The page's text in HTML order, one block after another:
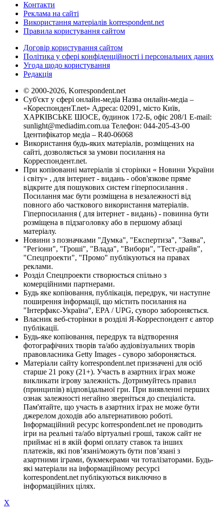
Контакти
Реклама на сайті
Використання матеріалів korrespondent.net
Правила користування сайтом
Договір користування сайтом
Політика у сфері конфіденційності і персональних даних
Угода щодо користування
Редакція
© 2000-2026, Korrespondent.net
Суб'єкт у сфері онлайн-медіа Назва онлайн-медіа –
«КореспонденТ.net» Адреса: 02091, місто Київ,
ХАРКІВСЬКЕ ШОСЕ, будинок 172-Б, офіс 208/1 E-mail:
sunlight@mediadim.com.ua Телефон: 044-205-43-00
Ідентифікатор медіа – R40-06068
Використання будь-яких матеріалів, розміщених на
сайті, дозволяється за умови посилання на
Корреспондент.net.
При копіюванні матеріалів зі сторінки « Новини України
і світу» , для інтернет - видань - обов'язкове пряме
відкрите для пошукових систем гіперпосилання .
Посилання має бути розміщена в незалежності від
повного або часткового використання матеріалів.
Гіперпосилання ( для інтернет - видань) - повинна бути
розміщена в підзаголовку або в першому абзаці
матеріалу.
Новини з позначками "Думка", "Експертиза", "Заява",
"Регіони", "Гроші", "Влада", "Вибори", "Тест-драйв",
"Спецпроекти", "Промо" публікуються на правах
реклами.
Розділ Спецпроекти створюється спільно з
комерційними партнерами.
Будь яке копіювання, публікація, передрук, чи наступне
поширення інформації, що містить посилання на
"Інтерфакс-Україна", EPA / UPG, суворо забороняється.
Власник веб-сторінки в розділі Я-Корреспондент є автор
публікації.
Будь-яке копіювання, передрук та відтворення
фотографічних творів та/або аудіовізуальних творів
правовласника Getty Images - суворо забороняється.
Матеріали сайту korrespondent.net призначені для осіб
старше 21 року (21+). Участь в азартних іграх може
викликати ігрову залежність. Дотримуйтесь правил
(принципів) відповідальної гри. При виявленні перших
ознак залежності негайно зверніться до спеціаліста.
Пам'ятайте, що участь в азартних іграх не може бути
джерелом доходів або альтернативою роботі.
Інформаційний ресурс korrespondent.net не проводить
ігри на реальні та/або віртуальні гроші, також сайт не
приймає ні в якій формі оплату ставок та інших
платежів, які пов’язані/можуть бути пов’язані з
азартними іграми, букмекерами чи тоталізаторами. Будь-
які матеріали на інформаційному ресурсі
korrespondent.net публікуються виключно в
інформаційних цілях.
X